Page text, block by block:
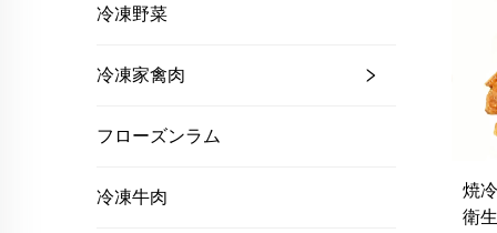
冷凍野菜
冷凍家禽肉
フローズンラム
冷凍牛肉
焼
衛